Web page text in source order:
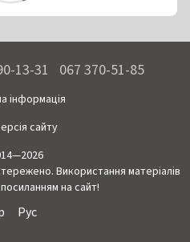
13-31 067 370-51-85
інформація
сайту
Використання матеріалів
на сайт!
Рус